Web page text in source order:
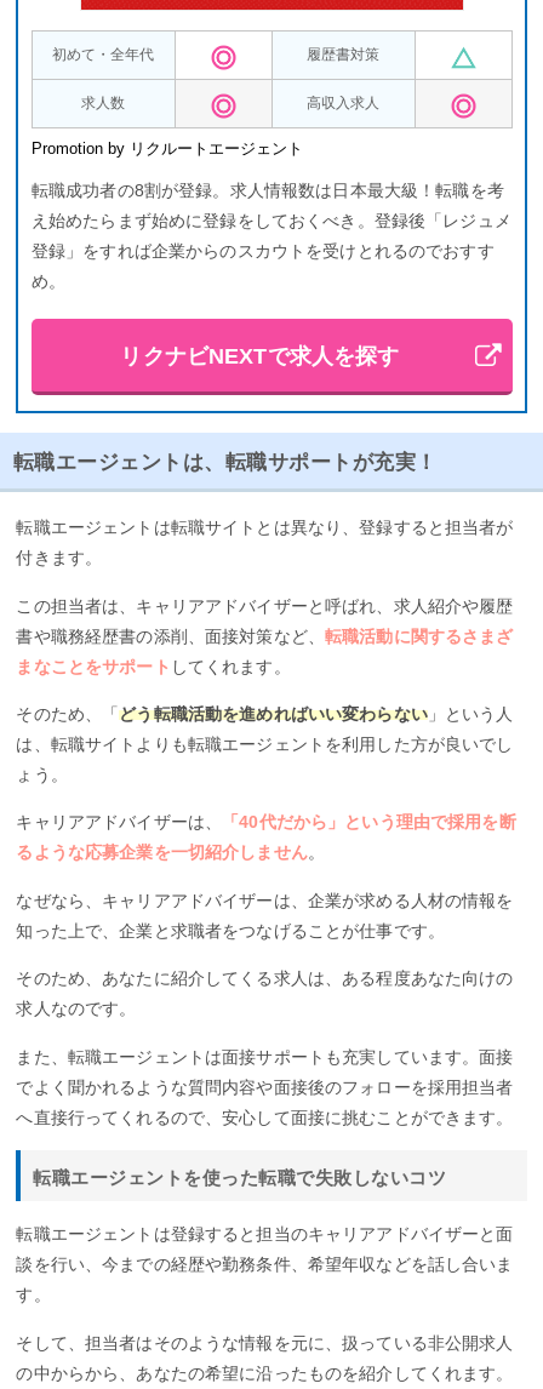
初めて・全年代 履歴書対策
求人数 高収入求人
Promotion by リクルートエージェント
転職成功者の8割が登録。求人情報数は日本最大級！転職を考
え始めたらまず始めに登録をしておくべき。登録後「レジュメ
登録」をすれば企業からのスカウトを受けとれるのでおすす
め。
リクナビNEXTで求人を探す
転職エージェントは、転職サポートが充実！
転職エージェントは転職サイトとは異なり、登録すると担当者が
付きます。
この担当者は、キャリアアドバイザーと呼ばれ、求人紹介や履歴
書や職務経歴書の添削、面接対策など、転職活動に関するさまざ
まなことをサポート してくれます。
そのため、「どう転職活動を進めればいい変わらない」という人
は、転職サイトよりも転職エージェントを利用した方が良いでし
ょう。
キャリアアドバイザーは、
「40代だから」という理由で採用を断
るような応募企業を一切紹介しません。
なぜなら、キャリアアドバイザーは、企業が求める人材の情報を
知った上で、企業と求職者をつなげることが仕事です。
そのため、あなたに紹介してくる求人は、ある程度あなた向けの
求人なのです。
また、転職エージェントは面接サポートも充実しています。面接
でよく聞かれるような質問内容や面接後のフォローを採用担当者
へ直接行ってくれるので、安心して面接に挑むことができます。
転職エージェントを使った転職で失敗しないコツ
転職エージェントは登録すると担当のキャリアアドバイザーと面
談を行い、今までの経歴や勤務条件、希望年収などを話し合いま
す。
そして、担当者はそのような情報を元に、扱っている非公開求人
の中からから、あなたの希望に沿ったものを紹介してくれます。